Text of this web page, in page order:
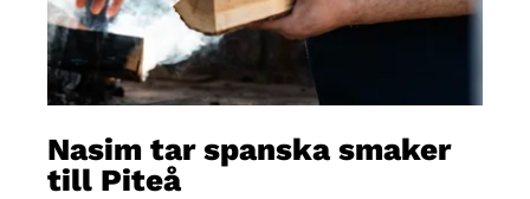
Nasim tar spanska smaker
till Piteå